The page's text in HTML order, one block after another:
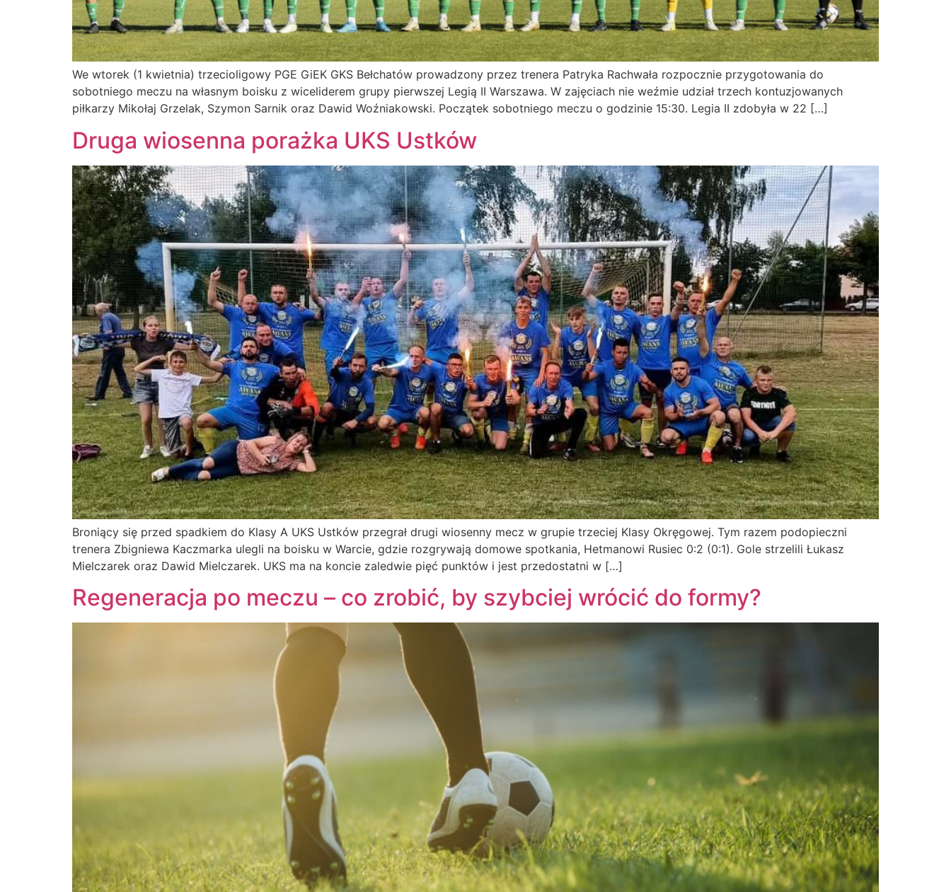
We wtorek (1 kwietnia) trzecioligowy PGE GiEK GKS Bełchatów prowadzony przez trenera Patryka Rachwała rozpocznie przygotowania do
sobotniego meczu na własnym boisku z wiceliderem grupy pierwszej Legią II Warszawa. W zajęciach nie weźmie udział trzech kontuzjowanych
piłkarzy Mikołaj Grzelak, Szymon Sarnik oraz Dawid Woźniakowski. Początek sobotniego meczu o godzinie 15:30. Legia II zdobyła w 22 […]
Druga wiosenna porażka UKS Ustków
Broniący się przed spadkiem do Klasy A UKS Ustków przegrał drugi wiosenny mecz w grupie trzeciej Klasy Okręgowej. Tym razem podopieczni
trenera Zbigniewa Kaczmarka ulegli na boisku w Warcie, gdzie rozgrywają domowe spotkania, Hetmanowi Rusiec 0:2 (0:1). Gole strzelili Łukasz
Mielczarek oraz Dawid Mielczarek. UKS ma na koncie zaledwie pięć punktów i jest przedostatni w […]
Regeneracja po meczu – co zrobić, by szybciej wrócić do formy?